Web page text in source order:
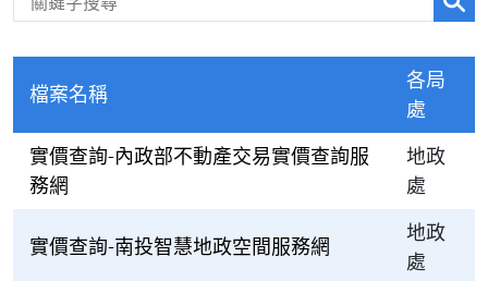
檔案名稱
各局
處
實價查詢-內政部不動產交易實價查詢服
務網
地政
處
實價查詢-南投智慧地政空間服務網
地政
處